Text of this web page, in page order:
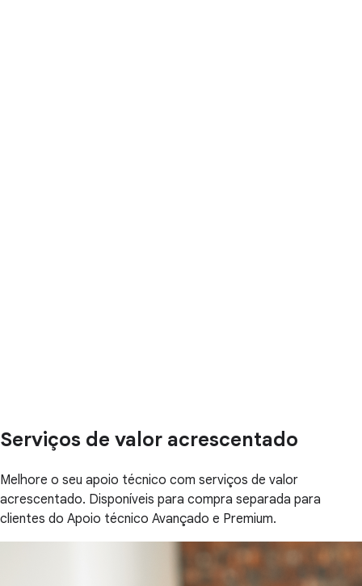
Serviços de valor acrescentado
Melhore o seu apoio técnico com serviços de valor
acrescentado. Disponíveis para compra separada para
clientes do Apoio técnico Avançado e Premium.